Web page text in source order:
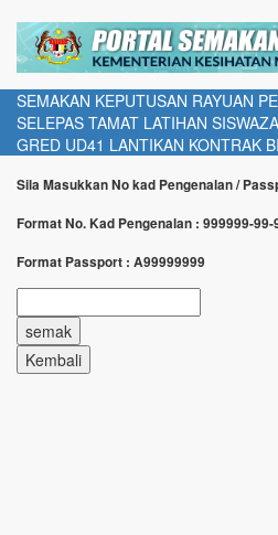
SEMAKAN KEPUTUSAN RAYUAN
SELEPAS TAMAT LATIHAN
GRED UD41 LANTIKAN KONTRAK
Sila Masukkan No kad Pengenalan /
Format No. Kad Pengenalan : 999999-
Format Passport : A99999999